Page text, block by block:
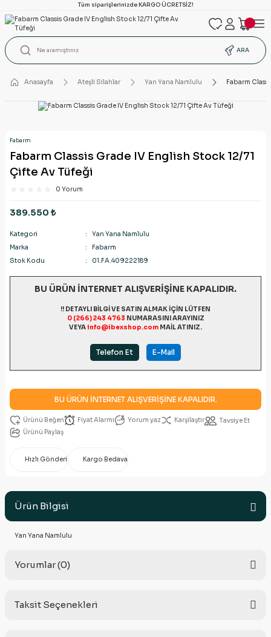
Tüm siparişlerinizde KARGO ÜCRETSİZ!
ARA
Anasayfa Ateşli Silahlar Yan Yana Namlulu Fabarm
Fabarm
Fabarm Classis Grade IV English Stock 12/71
Çifte Av Tüfeği
0 Yorum
389.550 ₺
Kategori
Yan Yana Namlulu
Marka
Fabarm
Stok Kodu
01.FA.409222189
BU ÜRÜN İNTERNET ALIŞVERİŞİNE KAPALIDIR.
!! DETAYLI BİLGİ VE SATIN ALMAK İÇİN LÜTFEN
0 (266) 243 4763 NUMARASINI ARAYINIZ
VEYAinfo@ibexshop.com MAİL ATINIZ.
Telefon Et E-Mail
BU ÜRÜN İNTERNET ALIŞVERİŞİNE KAPALIDIR.
Fiyat Alarmı Yorum yaz Karşılaştır
Tavsiye Et
Ürünü Paylaş
Hızlı Gönderi Kargo Bedava
Ürün Bilgisi
Yan Yana Namlulu
Yorumlar (0)
Taksit Seçenekleri